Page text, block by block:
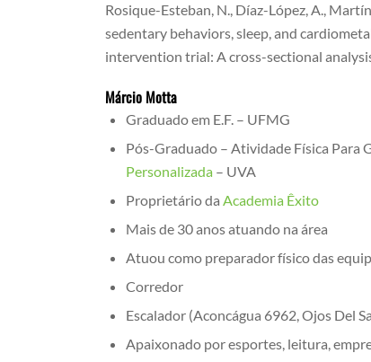
Rosique-Esteban, N., Díaz-López, A.,
sedentary behaviors, sleep, and
intervention trial: A cross-sectional
Márcio Motta
Graduado em E.F. – UFMG
Pós-Graduado – Atividade Física Para
Personalizada – UVA
Proprietário daAcademia Êxito
Mais de 30 anos atuando na área
Atuou como preparador físico das
Corredor
Escalador (Aconcágua 6962, Ojos Del
Apaixonado por esportes, leitura,